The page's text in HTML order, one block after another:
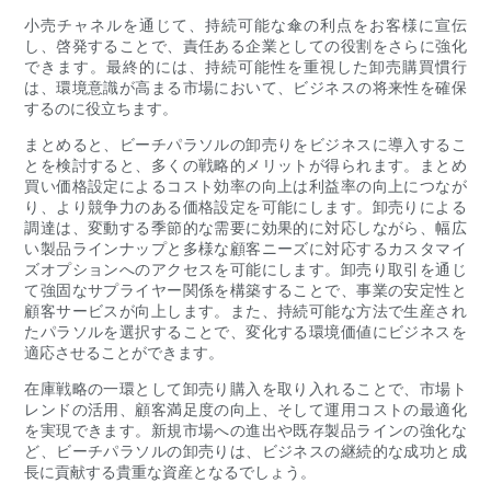
小売チャネルを通じて、持続可能な傘の利点をお客様に宣伝
し、啓発することで、責任ある企業としての役割をさらに強化
できます。最終的には、持続可能性を重視した卸売購買慣行
は、環境意識が高まる市場において、ビジネスの将来性を確保
するのに役立ちます。
まとめると、ビーチパラソルの卸売りをビジネスに導入するこ
とを検討すると、多くの戦略的メリットが得られます。まとめ
買い価格設定によるコスト効率の向上は利益率の向上につなが
り、より競争力のある価格設定を可能にします。卸売りによる
調達は、変動する季節的な需要に効果的に対応しながら、幅広
い製品ラインナップと多様な顧客ニーズに対応するカスタマイ
ズオプションへのアクセスを可能にします。卸売り取引を通じ
て強固なサプライヤー関係を構築することで、事業の安定性と
顧客サービスが向上します。また、持続可能な方法で生産され
たパラソルを選択することで、変化する環境価値にビジネスを
適応させることができます。
在庫戦略の一環として卸売り購入を取り入れることで、市場ト
レンドの活用、顧客満足度の向上、そして運用コストの最適化
を実現できます。新規市場への進出や既存製品ラインの強化な
ど、ビーチパラソルの卸売りは、ビジネスの継続的な成功と成
長に貢献する貴重な資産となるでしょう。